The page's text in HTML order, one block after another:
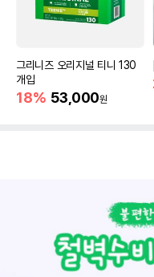
그리니즈 오리지널 티니 130
개입
18% 53,000원